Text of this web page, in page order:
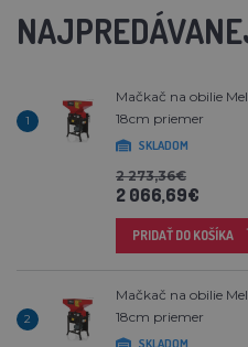
1
Mačkač na obilie
18cm priemer
SKLADOM
2 273,36€
2 066,69€
PRIDAŤ DO KOŠÍKA
2
Mačkač na obilie
18cm priemer